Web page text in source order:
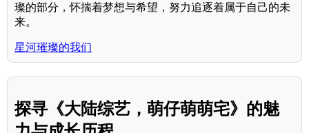
璨的部分，怀揣着梦想与希望，努力追逐着属于自己的未
来。
星河璀璨的我们
探寻《大陆综艺，萌仔萌萌宅》的魅